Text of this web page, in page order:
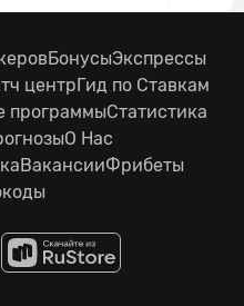
БонусыЭкспрессы
центрГид по Ставкам
программыСтатистика
О Нас
ВакансииФрибеты